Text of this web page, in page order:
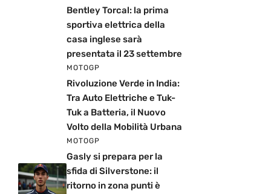
Bentley Torcal: la prima
sportiva elettrica della
casa inglese sarà
presentata il 23 settembre
MOTOGP
Rivoluzione Verde in India:
Tra Auto Elettriche e Tuk-
Tuk a Batteria, il Nuovo
Volto della Mobilità Urbana
MOTOGP
Gasly si prepara per la
sfida di Silverstone: il
ritorno in zona punti è